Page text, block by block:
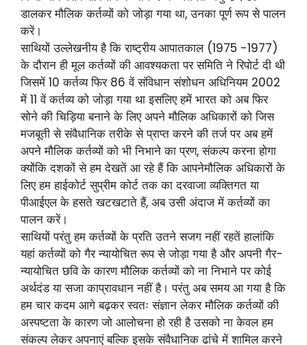
डालकर मौलिक कर्तव्यों को जोड़ा गया था, उनका पूर्ण रूप से पालन
करें।
साथियों उल्लेखनीय है कि राष्ट्रीय आपातकाल (1975 -1977)
के दौरान ही मूल कर्तव्यों की आवश्यकता पर समिति ने रिपोर्ट दी थी
जिसमें 10 कर्तव्य फिर 86 वें संविधान संशोधन अधिनियम 2002
में 11 वें कर्तव्य को जोड़ा गया था इसलिए हमें भारत को अब फिर
सोने की चिड़िया बनाने के लिए अपने मौलिक अधिकारों को जिस
मजबूती से संवैधानिक तरीके से प्राप्त करने की तर्ज पर अब हमें
अपने मौलिक कर्तव्यों को भी निभाने का प्रण, संकल्प करना होगा
क्योंकि दशकों से हम देखतें आ रहे हैं कि आपनेमौलिक अधिकारों के
लिए हम हाईकोर्ट सुप्रीम कोर्ट तक का दरवाजा व्यक्तिगत या
पीआईएल के हसते खटखटाते हैं, अब उसी अंदाज में कर्तव्यों का
पालन करें।
साथियों परंतु हम कर्तव्यों के प्रति उतने सजग नहीं रहतें हालांकि
यहां कर्तव्यों को गैर न्यायोचित रूप से जोड़ा गया है और अपनी गैर-
न्यायोचित छवि के कारण मौलिक कर्तव्यों को ना निभाने पर कोई
अर्थदंड या सजा काप्रावधान नहीं है। परंतु अब समय आ गया है कि
हम चार कदम आगे बढ़कर स्वतः संज्ञान लेकर मौलिक कर्तव्यों की
अस्पष्टता के कारण जो आलोचना हो रही है उसको ना केवल हम
संकल्प लेकर अपनाएं बल्कि इसके संवैधानिक ढांचे में शामिल करने